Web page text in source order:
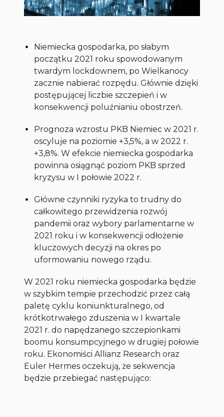
Niemiecka gospodarka, po słabym
początku 2021 roku spowodowanym
twardym lockdownem, po Wielkanocy
zacznie nabierać rozpędu. Głównie dzięki
postępującej liczbie szczepień i w
konsekwencji poluźnianiu obostrzeń.
Prognoza wzrostu PKB Niemiec w 2021 r.
oscyluje na poziomie +3,5%, a w 2022 r.
+3,8%. W efekcie niemiecka gospodarka
powinna osiągnąć poziom PKB sprzed
kryzysu w I połowie 2022 r.
Główne czynniki ryzyka to trudny do
całkowitego przewidzenia rozwój
pandemii oraz wybory parlamentarne w
2021 roku i w konsekwencji odłożenie
kluczowych decyzji na okres po
uformowaniu nowego rządu.
W 2021 roku niemiecka gospodarka będzie
w szybkim tempie przechodzić przez całą
paletę cyklu koniunkturalnego, od
krótkotrwałego zduszenia w I kwartale
2021 r. do napędzanego szczepionkami
boomu konsumpcyjnego w drugiej połowie
roku. Ekonomiści Allianz Research oraz
Euler Hermes oczekują, że sekwencja
będzie przebiegać następująco: